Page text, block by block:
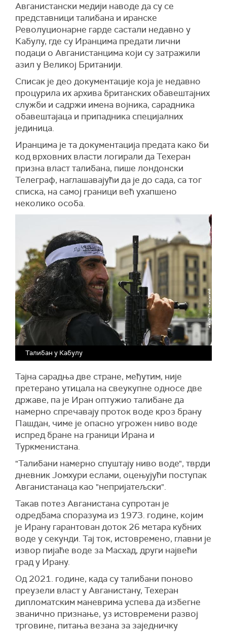
Авганистански медији наводе да су се
представници талибана и иранске
Револуционарне гарде састали недавно у
Кабулу, где су Иранцима предати лични
подаци о Авганистанцима који су затражили
азил у Великој Британији.
Списак је део документације која је недавно
процурила их архива британских обавештајних
служби и садржи имена војника, сарадника
обавештајаца и припадника специјалних
јединица.
Иранцима је та документација предата како би
код врховних власти логирали да Техеран
призна власт талибана, пише лондонски
Телеграф, наглашавајући да је до сада, са тог
списка, на самој граници већ ухапшено
неколико особа.
Талибан у Кабулу
Тајна сарадња две стране, међутим, није
претерано утицала на свеукупне односе две
државе, па је Иран оптужио талибане да
намерно спречавају проток воде кроз брану
Пашдан, чиме је опасно угрожен ниво воде
испред бране на граници Ирана и
Туркменистана.
"Талибани намерно спуштају ниво воде", тврди
дневник Јомхури еслами, оцењујући поступак
Авганистанаца као "непријатељски".
Такав потез Авганистана супротан је
одредбама споразума из 1973. године, којим
је Ирану гарантован доток 26 метара кубних
воде у секунди. Тај ток, истовремено, главни је
извор пијаће воде за Масхад, други највећи
град у Ирану.
Од 2021. године, када су талибани поново
преузели власт у Авганистану, Техеран
дипломатским маневрима успева да избегне
званично признање, уз истовремени развој
трговине, питања везана за заједничку